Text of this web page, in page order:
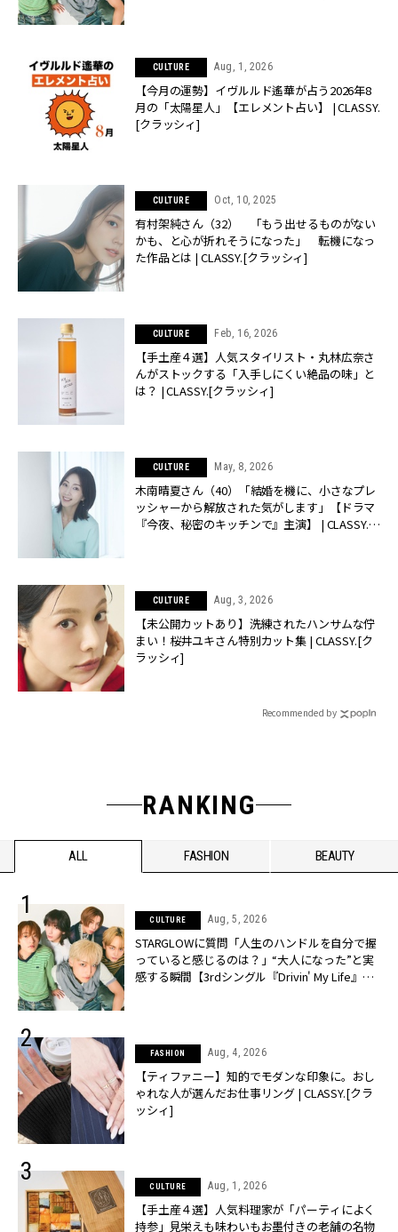
CULTURE Aug, 1, 2026
【今月の運勢】イヴルルド遙華が占う2026年8
月の「太陽星人」【エレメント占い】 | CLASSY.
[クラッシィ]
CULTURE Oct, 10, 2025
有村架純さん（32） 「もう出せるものがない
かも、と心が折れそうになった」 転機になっ
た作品とは | CLASSY.[クラッシィ]
CULTURE Feb, 16, 2026
【手土産４選】人気スタイリスト・丸林広奈さ
んがストックする「入手しにくい絶品の味」と
は？ | CLASSY.[クラッシィ]
CULTURE May, 8, 2026
木南晴夏さん（40）「結婚を機に、小さなプレ
ッシャーから解放された気がします」【ドラマ
『今夜、秘密のキッチンで』主演】 | CLASSY.
CULTURE Aug, 3, 2026
【未公開カットあり】洗練されたハンサムな佇
まい！桜井ユキさん特別カット集 | CLASSY.[ク
ラッシィ]
Recommended by
RANKING
ALL FASHION BEAUTY
CULTURE Aug, 5, 2026
STARGLOWに質問「人生のハンドルを自分で握
っていると感じるのは？」“大️人になった”と実
感する瞬間【3rdシングル『Drivin' My Life』発
FASHION Aug, 4, 2026
【ティファニー】知的でモダンな印象に。おし
ゃれな人が選んだお仕事リング | CLASSY.[クラ
ッシィ]
CULTURE Aug, 1, 2026
【手土産４選】人気料理家が「パーティによく
持参」見栄えも味わいもお墨付きの老舗の名物